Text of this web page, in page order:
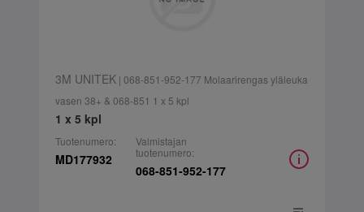
3M UNITEK| 068-851-952-177 Molaarirengas yläleuka
vasen 38+ & 068-851 1 x 5 kpl
1 x 5 kpl
Tuotenumero:
MD177932
Valmistajan
tuotenumero:
068-851-952-177